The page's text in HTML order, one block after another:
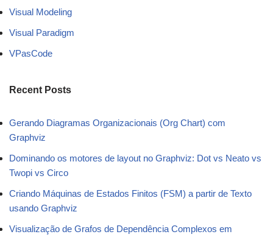
Visual Modeling
Visual Paradigm
VPasCode
Recent Posts
Gerando Diagramas Organizacionais (Org Chart) com
Graphviz
Dominando os motores de layout no Graphviz: Dot vs Neato vs
Twopi vs Circo
Criando Máquinas de Estados Finitos (FSM) a partir de Texto
usando Graphviz
Visualização de Grafos de Dependência Complexos em